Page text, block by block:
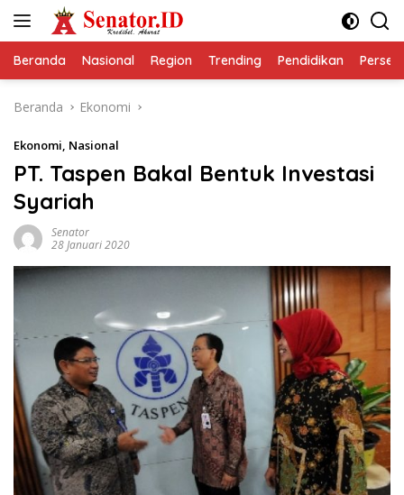
Beranda Nasional Region Trending Pendidikan
Beranda Ekonomi
Ekonomi, Nasional
PT. Taspen Bakal Bentuk Investasi
Syariah
Senator
28 Januari 2020